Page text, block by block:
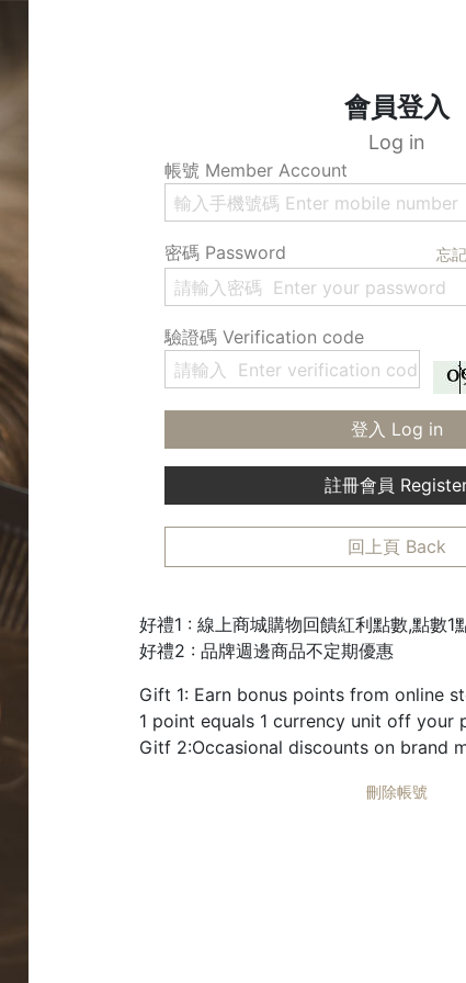
會員登入
Log in
帳號 Member Account
密碼 Password 忘
驗證碼 Verification code
登入 Log in
註冊會員
回上頁 Back
好禮1 : 線上商城購物回饋紅利點數,點數1
好禮2 : 品牌週邊商品不定期優惠
Gift 1: Earn bonus points from online
1 point equals 1 currency unit off your
Gitf 2:Occasional discounts on brand
刪除帳號